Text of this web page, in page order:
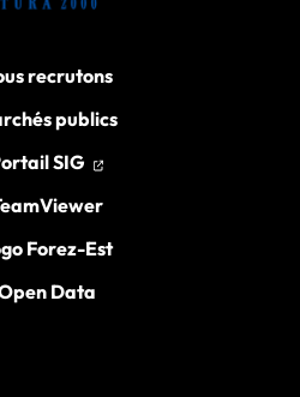
recrutons
publics
SIG (ouverture dans un
(ouverture dans un
Forez-Est
Data